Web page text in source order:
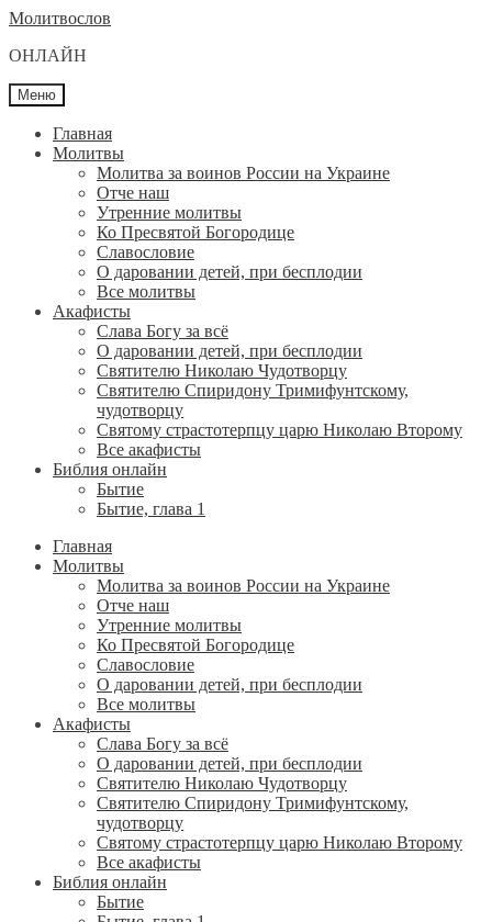
Перейти
навигации
Перейти
содержимому
Молитвослов
ОНЛАЙН
Меню
Главная
Молитвы
Молитва за воинов России на Украине
Отче наш
Утренние молитвы
Ко Пресвятой Богородице
Славословие
О даровании детей, при бесплодии
Вcе молитвы
Акафисты
Слава Богу за всё
О даровании детей, при бесплодии
Святителю Николаю Чудотворцу
Святителю Спиридону Тримифунтскому,
чудотворцу
Святому страстотерпцу царю Николаю Второму
Все акафисты
Библия онлайн
Бытие
Бытие, глава 1
Главная
Молитвы
Молитва за воинов России на Украине
Отче наш
Утренние молитвы
Ко Пресвятой Богородице
Славословие
О даровании детей, при бесплодии
Вcе молитвы
Акафисты
Слава Богу за всё
О даровании детей, при бесплодии
Святителю Николаю Чудотворцу
Святителю Спиридону Тримифунтскому,
чудотворцу
Святому страстотерпцу царю Николаю Второму
Все акафисты
Библия онлайн
Бытие